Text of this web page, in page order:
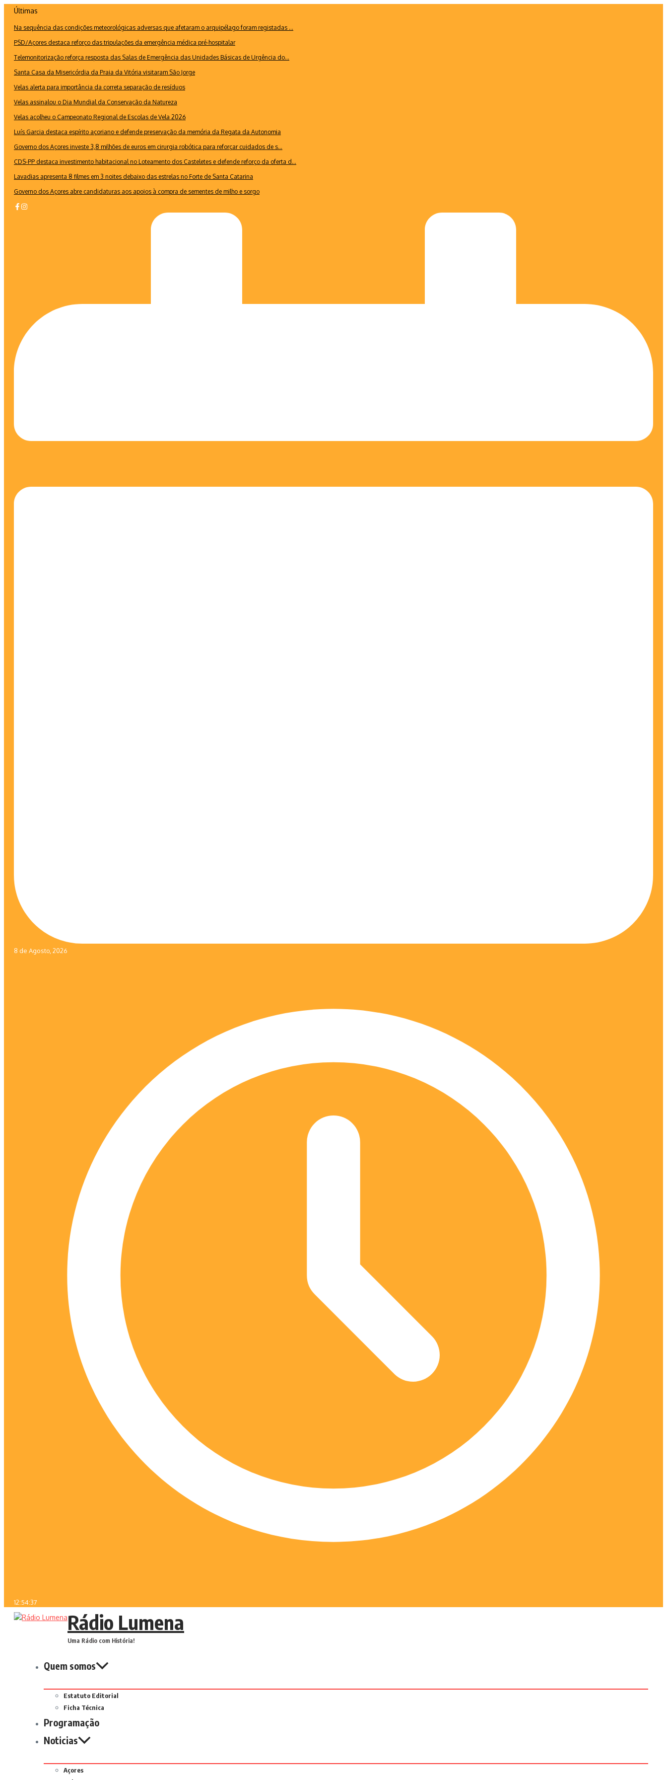
conteúdo
Últimas
Na sequência das condições meteorológicas adversas que afetaram o arquipélago foram registadas ...
PSD/Açores destaca reforço das tripulações da emergência médica pré-hospitalar
Telemonitorização reforça resposta das Salas de Emergência das Unidades Básicas de Urgência do...
Santa Casa da Misericórdia da Praia da Vitória visitaram São Jorge
Velas alerta para importância da correta separação de resíduos
Velas assinalou o Dia Mundial da Conservação da Natureza
Velas acolheu o Campeonato Regional de Escolas de Vela 2026
Luís Garcia destaca espírito açoriano e defende preservação da memória da Regata da Autonomia
Governo dos Açores investe 3,8 milhões de euros em cirurgia robótica para reforçar cuidados de s...
CDS-PP destaca investimento habitacional no Loteamento dos Casteletes e defende reforço da oferta d...
Lavadias apresenta 8 filmes em 3 noites debaixo das estrelas no Forte de Santa Catarina
Governo dos Açores abre candidaturas aos apoios à compra de sementes de milho e sorgo
8 de Agosto, 2026
12:54:37
Rádio Lumena
Uma Rádio com História!
Quem somos
Estatuto Editorial
Ficha Técnica
Programação
Noticias
Açores